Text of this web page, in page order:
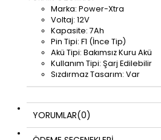
Marka: Power-Xtra
Voltaj: 12V
Kapasite: 7Ah
Pin Tipi: F1 (İnce Tip)
Akü Tipi: Bakımsız Kuru Akü
Kullanım Tipi: Şarj Edilebilir
Sızdırmaz Tasarım: Var
YORUMLAR(0)